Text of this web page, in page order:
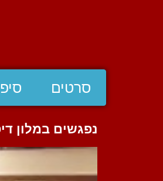
סרטים
נפגשים במלון